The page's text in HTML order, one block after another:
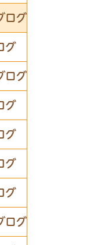
ログ
グ
ログ
グ
グ
グ
グ
ログ